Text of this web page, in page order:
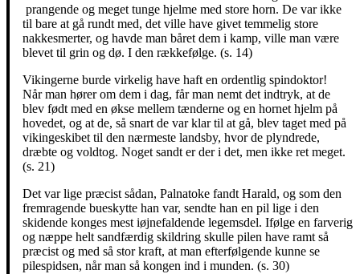
prangende og meget tunge hjelme med store horn. De var ikke
til bare at gå rundt med, det ville have givet temmelig store
nakkesmerter, og havde man båret dem i kamp, ville man være
blevet til grin og dø. I den rækkefølge. (s. 14)
Vikingerne burde virkelig have haft en ordentlig spindoktor!
Når man hører om dem i dag, får man nemt det indtryk, at de
blev født med en økse mellem tænderne og en hornet hjelm på
hovedet, og at de, så snart de var klar til at gå, blev taget med på
vikingeskibet til den nærmeste landsby, hvor de plyndrede,
dræbte og voldtog. Noget sandt er der i det, men ikke ret meget.
(s. 21)
Det var lige præcist sådan, Palnatoke fandt Harald, og som den
fremragende bueskytte han var, sendte han en pil lige i den
skidende konges mest iøjnefaldende legemsdel. Ifølge en farverig
og næppe helt sandfærdig skildring skulle pilen have ramt så
præcist og med så stor kraft, at man efterfølgende kunne se
pilespidsen, når man så kongen ind i munden. (s. 30)